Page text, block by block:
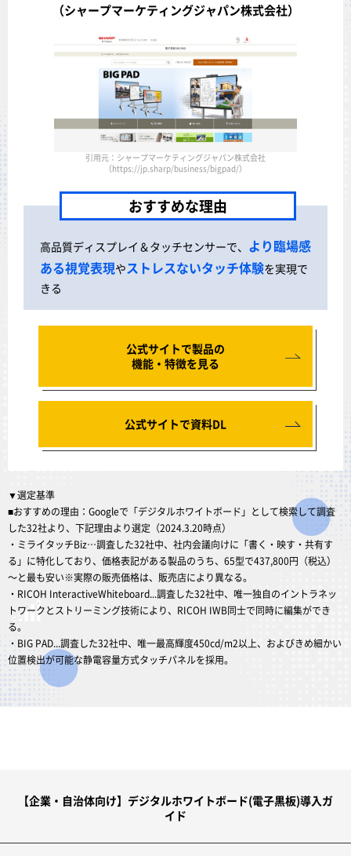
（シャープマーケティングジャパン株式会社）
引用元：シャープマーケティングジャパン株式会社
（https://jp.sharp/business/bigpad/）
おすすめな理由
高品質ディスプレイ＆タッチセンサーで、 より臨場感
ある視覚表現やストレスないタッチ体験を実現で
きる
公式サイトで製品の
機能・特徴を見る
公式サイトで資料DL
▼選定基準
■おすすめの理由：Googleで「デジタルホワイトボード」として検索して調査
した32社より、下記理由より選定（2024.3.20時点）
・ミライタッチBiz…調査した32社中、社内会議向けに「書く・映す・共有す
る」に特化しており、価格表記がある製品のうち、65型で437,800円（税込）
～と最も安い※実際の販売価格は、販売店により異なる。
・RICOH InteractiveWhiteboard...調査した32社中、唯一独自のイントラネッ
トワークとストリーミング技術により、RICOH IWB同士で同時に編集ができ
る。
・BIG PAD...調査した32社中、唯一最高輝度450cd/m2以上、およびきめ細かい
位置検出が可能な静電容量方式タッチパネルを採用。
【企業・自治体向け】デジタルホワイトボード(電子黒板)導入ガ
イド